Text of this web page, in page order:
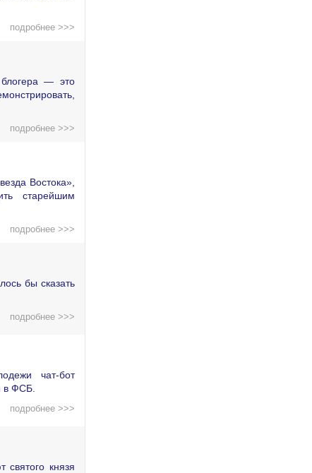
подробнее >>>
— это
подробнее >>>
Востока»,
старейшим
подробнее >>>
бы сказать
подробнее >>>
чат-бот
в ФСБ.
подробнее >>>
князя